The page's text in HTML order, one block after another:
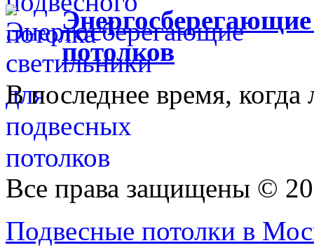
потолков
В последнее время,
Все права защищены ©
Подвесные потолки в